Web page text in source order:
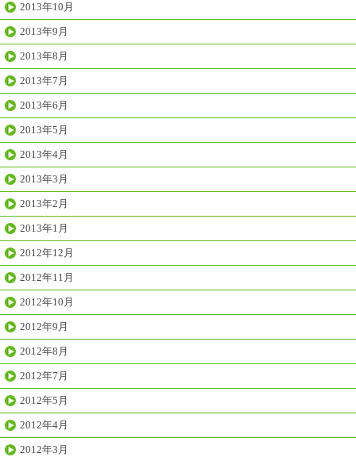
2013年10月
2013年9月
2013年8月
2013年7月
2013年6月
2013年5月
2013年4月
2013年3月
2013年2月
2013年1月
2012年12月
2012年11月
2012年10月
2012年9月
2012年8月
2012年7月
2012年5月
2012年4月
2012年3月